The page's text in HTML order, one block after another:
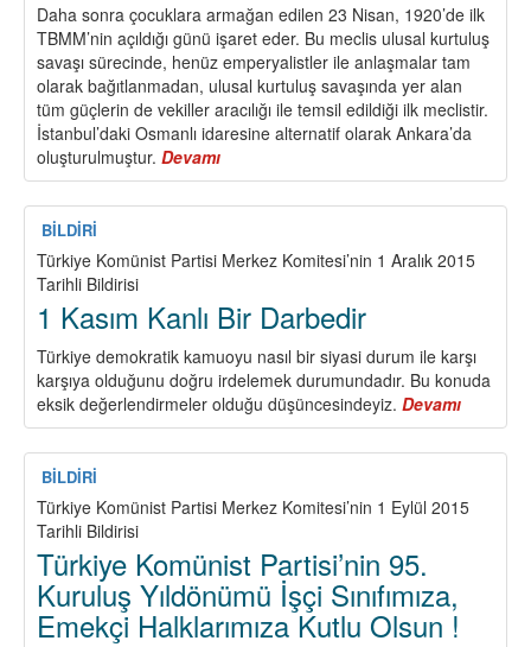
Daha sonra çocuklara armağan edilen 23 Nisan, 1920’de ilk
TBMM’nin açıldığı günü işaret eder. Bu meclis ulusal kurtuluş
savaşı sürecinde, henüz emperyalistler ile anlaşmalar tam
olarak bağıtlanmadan, ulusal kurtuluş savaşında yer alan
tüm güçlerin de vekiller aracılığı ile temsil edildiği ilk meclistir.
İstanbul’daki Osmanlı idaresine alternatif olarak Ankara’da
oluşturulmuştur. Devamı
23
NİSAN’IN
DÖNÜMÜ
VE
TÜRKİYE
CUMHURİYETİ
YURTTAŞLARININ
GÖREVİ
BİLDİRİ
Türkiye Komünist Partisi Merkez Komitesi’nin 1 Aralık 2015
Tarihli Bildirisi
1 Kasım Kanlı Bir Darbedir
Türkiye demokratik kamuoyu nasıl bir siyasi durum ile karşı
karşıya olduğunu doğru irdelemek durumundadır. Bu konuda
eksik değerlendirmeler olduğu düşüncesindeyiz. Devamı
1
Kasım
Bir
Darbedir
BİLDİRİ
Türkiye Komünist Partisi Merkez Komitesi’nin 1 Eylül 2015
Tarihli Bildirisi
Türkiye Komünist Partisi’nin 95.
Kuruluş Yıldönümü İşçi Sınıfımıza,
Emekçi Halklarımıza Kutlu Olsun !